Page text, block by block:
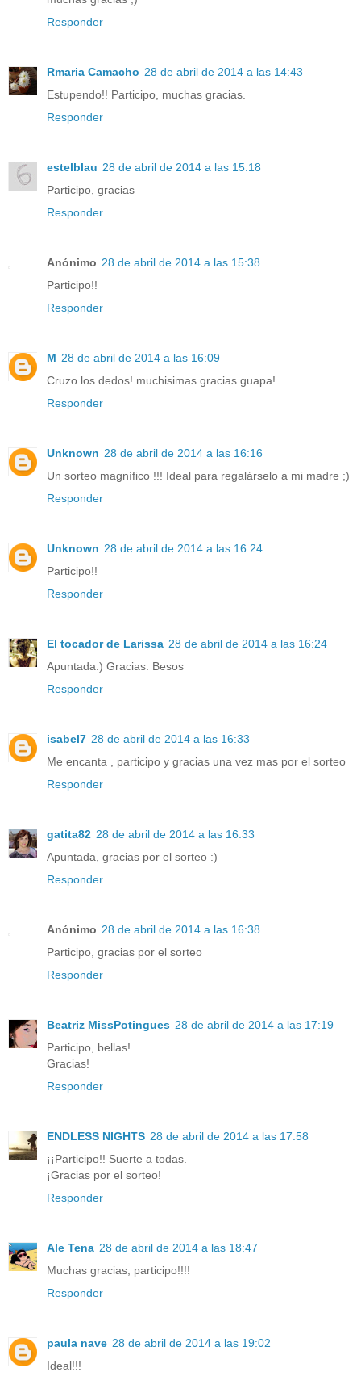
Responder
Rmaria Camacho 28 de abril de 2014 a las 14:43
Estupendo!! Participo, muchas gracias.
Responder
estelblau 28 de abril de 2014 a las 15:18
Participo, gracias
Responder
Anónimo 28 de abril de 2014 a las 15:38
Participo!!
Responder
M 28 de abril de 2014 a las 16:09
Cruzo los dedos! muchisimas gracias guapa!
Responder
Unknown 28 de abril de 2014 a las 16:16
Un sorteo magnífico !!! Ideal para regalárselo a mi madre ;)
Responder
Unknown 28 de abril de 2014 a las 16:24
Participo!!
Responder
El tocador de Larissa 28 de abril de 2014 a las 16:24
Apuntada:) Gracias. Besos
Responder
isabel7 28 de abril de 2014 a las 16:33
Me encanta , participo y gracias una vez mas por el sorteo
Responder
gatita82 28 de abril de 2014 a las 16:33
Apuntada, gracias por el sorteo :)
Responder
Anónimo 28 de abril de 2014 a las 16:38
Participo, gracias por el sorteo
Responder
Beatriz MissPotingues 28 de abril de 2014 a las 17:19
Participo, bellas!
Gracias!
Responder
ENDLESS NIGHTS 28 de abril de 2014 a las 17:58
¡¡Participo!! Suerte a todas.
¡Gracias por el sorteo!
Responder
Ale Tena 28 de abril de 2014 a las 18:47
Muchas gracias, participo!!!!
Responder
paula nave 28 de abril de 2014 a las 19:02
Ideal!!!